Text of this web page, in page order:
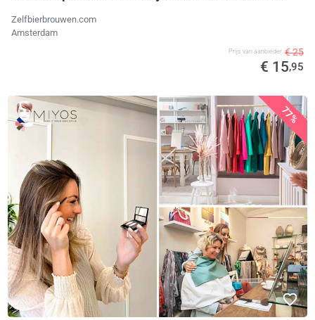
Zelfbierbrouwen.com
Amsterdam
Prijs van aanbieder € 25
€ 15,95
77%